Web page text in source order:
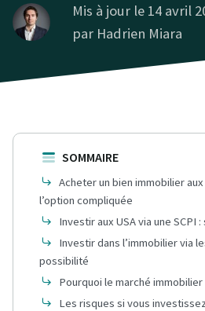
Mis à jour le 14 avril
par Hadrien Miara
SOMMAIRE
Acheter un bien immobilier
l’option compliquée
Investir aux USA via une SCPI
Investir dans l’immobilier via
possibilité
Pourquoi le marché
Les risques si vous